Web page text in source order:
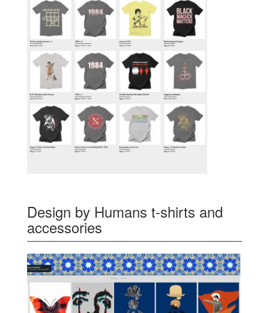
Design by Humans t-shirts and
accessories